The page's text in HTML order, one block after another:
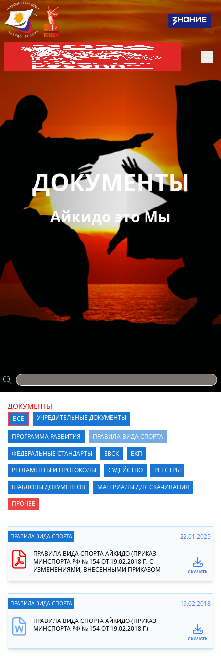
ДОКУМЕНТЫ
Айкидо это Мы
ДОКУМЕНТЫ
ВСЕ УЧРЕДИТЕЛЬНЫЕ ДОКУМЕНТЫ
ПРОГРАММА РАЗВИТИЯ
ПРАВИЛА ВИДА СПОРТА
ФЕДЕРАЛЬНЫЕ СТАНДАРТЫ
ЕВСК
ЕКП
РЕГЛАМЕНТЫ И ПРОТОКОЛЫ
СУДЕЙСТВО
РЕЕСТРЫ
ШАБЛОНЫ ДОКУМЕНТОВ
МАТЕРИАЛЫ ДЛЯ СКАЧИВАНИЯ
ПРОЧЕЕ
ПРАВИЛА ВИДА СПОРТА 22.01.2025
ПРАВИЛА ВИДА СПОРТА АЙКИДО (ПРИКАЗ
МИНСПОРТА РФ № 154 ОТ 19.02.2018 Г., С
ИЗМЕНЕНИЯМИ, ВНЕСЕННЫМИ ПРИКАЗОМ
СКАЧАТЬ
ПРАВИЛА ВИДА СПОРТА 19.02.2018
ПРАВИЛА ВИДА СПОРТА АЙКИДО (ПРИКАЗ
МИНСПОРТА РФ № 154 ОТ 19.02.2018 Г.)
СКАЧАТЬ